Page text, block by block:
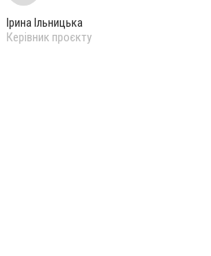
Ірина Ільницька
Керівник проєкту